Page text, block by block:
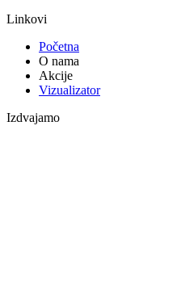
Linkovi
Početna
O nama
Akcije
Vizualizator
Izdvajamo